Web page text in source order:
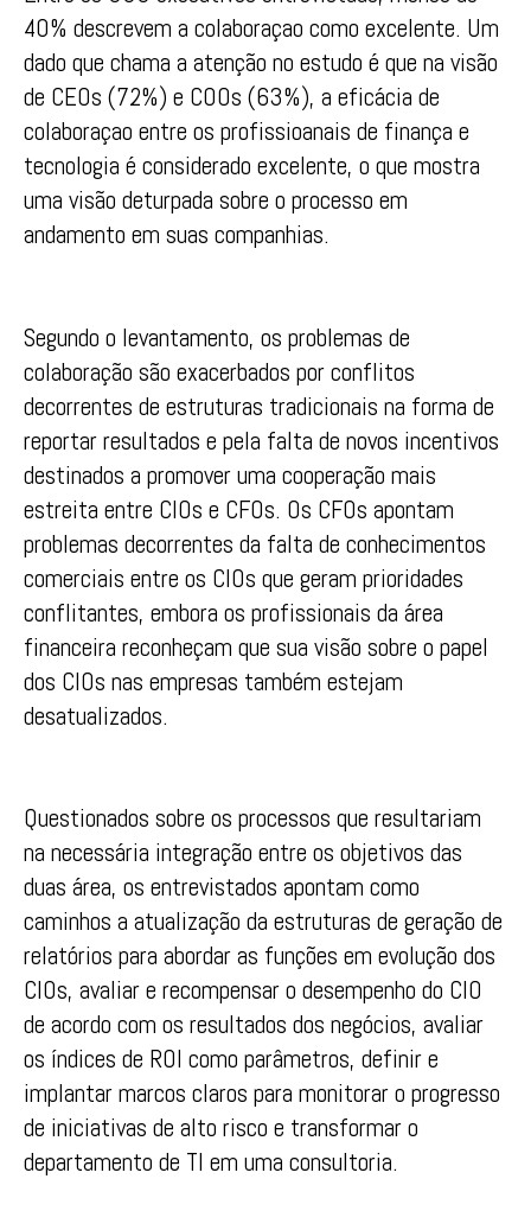
40% descrevem a colaboraçao como excelente. Um
dado que chama a atenção no estudo é que na visão
de CEOs (72%) e COOs (63%), a eficácia de
colaboraçao entre os profissioanais de finança e
tecnologia é considerado excelente, o que mostra
uma visão deturpada sobre o processo em
andamento em suas companhias.
Segundo o levantamento, os problemas de
colaboração são exacerbados por conflitos
decorrentes de estruturas tradicionais na forma de
reportar resultados e pela falta de novos incentivos
destinados a promover uma cooperação mais
estreita entre CIOs e CFOs. Os CFOs apontam
problemas decorrentes da falta de conhecimentos
comerciais entre os CIOs que geram prioridades
conflitantes, embora os profissionais da área
financeira reconheçam que sua visão sobre o papel
dos CIOs nas empresas também estejam
desatualizados.
Questionados sobre os processos que resultariam
na necessária integração entre os objetivos das
duas área, os entrevistados apontam como
caminhos a atualização da estruturas de geração de
relatórios para abordar as funções em evolução dos
CIOs, avaliar e recompensar o desempenho do CIO
de acordo com os resultados dos negócios, avaliar
os índices de ROI como parâmetros, definir e
implantar marcos claros para monitorar o progresso
de iniciativas de alto risco e transformar o
departamento de TI em uma consultoria.